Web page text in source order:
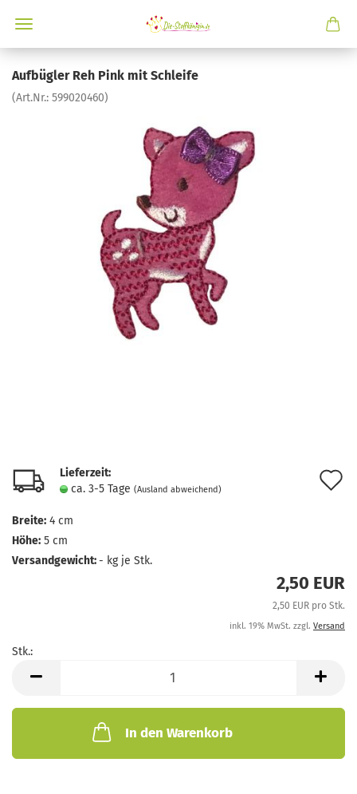
Aufbügler Reh Pink mit Schleife
(Art.Nr.: 599020460)
Lieferzeit:
ca. 3-5 Tage (Ausland abweichend)
Breite: 4 cm
Höhe: 5 cm
Versandgewicht:- kg je Stk.
2,50 EUR
2,50 EUR pro Stk.
inkl. 19% MwSt. zzgl. Versand
Stk.:
In den Warenkorb